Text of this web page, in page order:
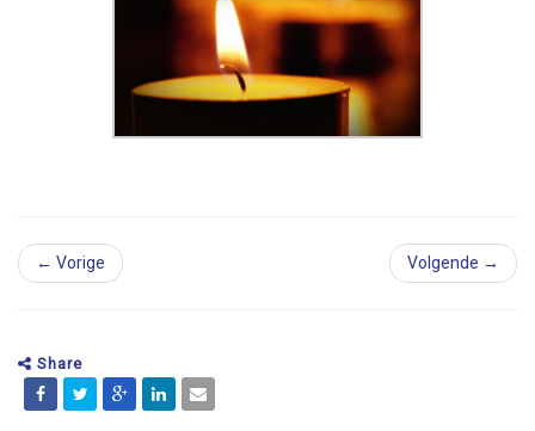
← Vorige Volgende →
Share